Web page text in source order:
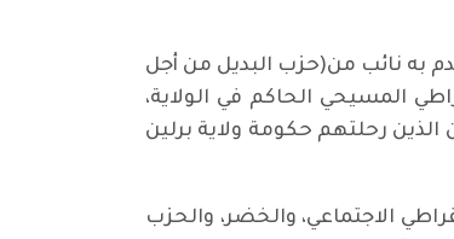
لطلب تقدم به نائب من(حزب البديل من أجل
المسيحي الحاكم في الولاية،
رحلتهم حكومة ولاية برلين
الاجتماعي، والخضر، والحزب